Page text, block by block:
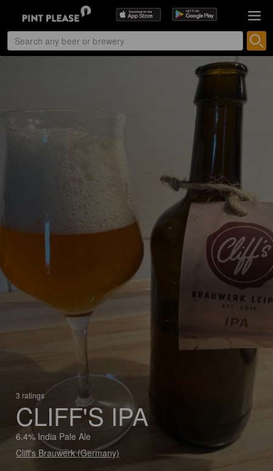
3 ratings
CLIFF'S IPA
6.4% India Pale Ale
Cliff's Brauwerk (Germany)